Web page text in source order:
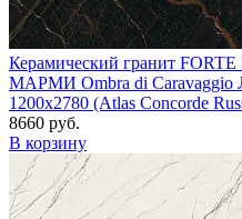
Керамический гранит
МАРМИ Ombra di Caravaggio
1200x2780 (Atlas Concorde
8660 руб.
В корзину